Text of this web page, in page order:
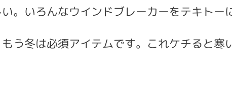
。いろんなウインドブレーカーをテキトー
う冬は必須アイテムです。これケチると寒